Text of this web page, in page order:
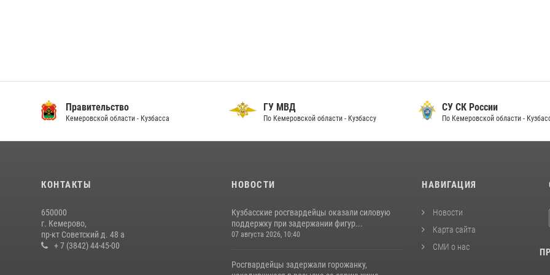
Правительство
Кемеровской области - Кузбасса
ГУ МВД
По Кемеровской области - Кузбассу
СУ СК России
По Кемеровской области -
КОНТАКТЫ
650000
г. Кемерово,
пр-кт Советский д. 48 а
+ 7 (3842) 44-45-00
НОВОСТИ
Кузбасские росгвардейцы оказали силовую
поддержку при задержании фигур...
07 августа 2026, 10:40
Росгвардейцы задержали горожанку,
НАВИГАЦИЯ
Новости
Карта сайта
СМИ о нас